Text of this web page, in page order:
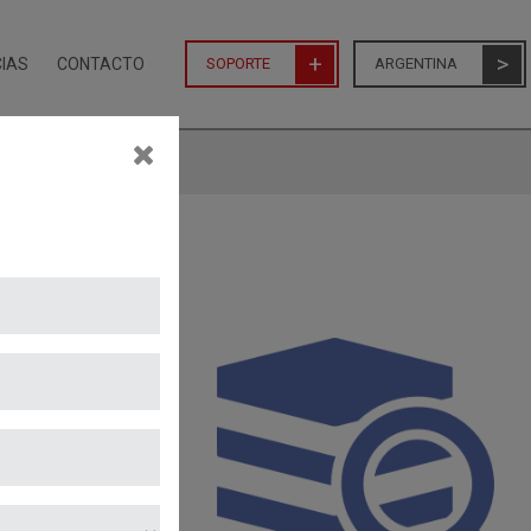
CONTACTO SOPORTE ARGENTINA